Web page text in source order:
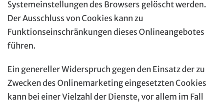
Systemeinstellungen des Browsers gelöscht werden.
Der Ausschluss von Cookies kann zu
Funktionseinschränkungen dieses Onlineangebotes
führen.
Ein genereller Widerspruch gegen den Einsatz der zu
Zwecken des Onlinemarketing eingesetzten Cookies
kann bei einer Vielzahl der Dienste, vor allem im Fall